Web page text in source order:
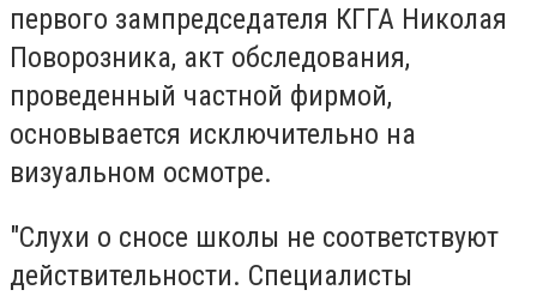
первого зампредседателя КГГА Николая
Поворозника, акт обследования,
проведенный частной фирмой,
основывается исключительно на
визуальном осмотре.
"Слухи о сносе школы не соответствуют
действительности. Специалисты